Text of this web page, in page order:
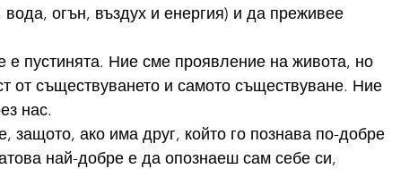
огън, въздух и енергия) и да преживее
е пустинята. Ние сме проявление на живота, но
от съществуването и самото съществуване. Ние
нас.
защото, ако има друг, който го познава по-добре
най-добре е да опознаеш сам себе си,